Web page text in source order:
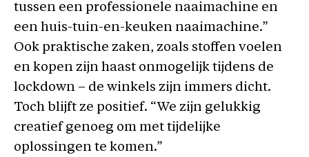
tussen een professionele naaimachine en
een huis-tuin-en-keuken naaimachine.”
Ook praktische zaken, zoals stoffen voelen
en kopen zijn haast onmogelijk tijdens de
lockdown – de winkels zijn immers dicht.
Toch blijft ze positief. “We zijn gelukkig
creatief genoeg om met tijdelijke
oplossingen te komen.”